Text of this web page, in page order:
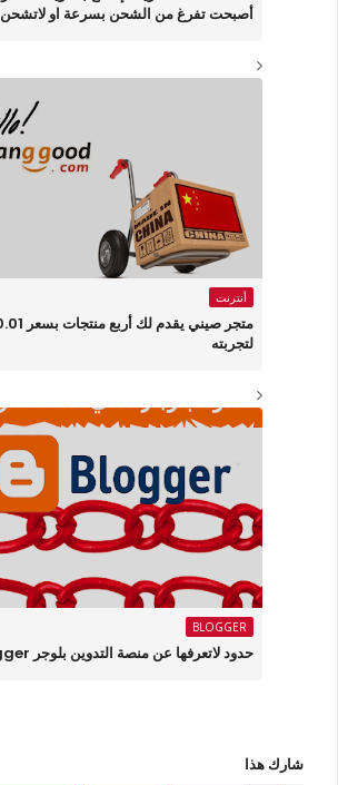
أصبحت تفرغ من الشحن بسرعة او لاتشحن
أنترنت
لتجربته
BLOGGER
حدود لاتعرفها عن منصة التدوين بلوجر Blogger
شارك هذا